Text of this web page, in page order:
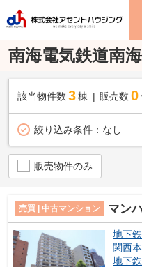
南海電気鉄道南
該当物件数 3棟 販売数 0
絞り込み条件： なし
販売物件のみ
売買 | 中古マンション マン
地下
関西
地下